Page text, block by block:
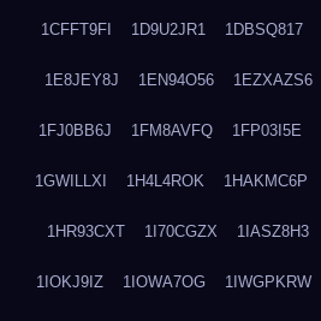
1CFFT9FI 1D9U2JR1 1DBSQ817
1E8JEY8J 1EN94O56 1EZXAZS6
1FJ0BB6J 1FM8AVFQ 1FP03I5E
1GWILLXI 1H4L4ROK 1HAKMC6P
1HR93CXT 1I70CGZX 1IASZ8H3
1IOKJ9IZ 1IOWA7OG 1IWGPKRW